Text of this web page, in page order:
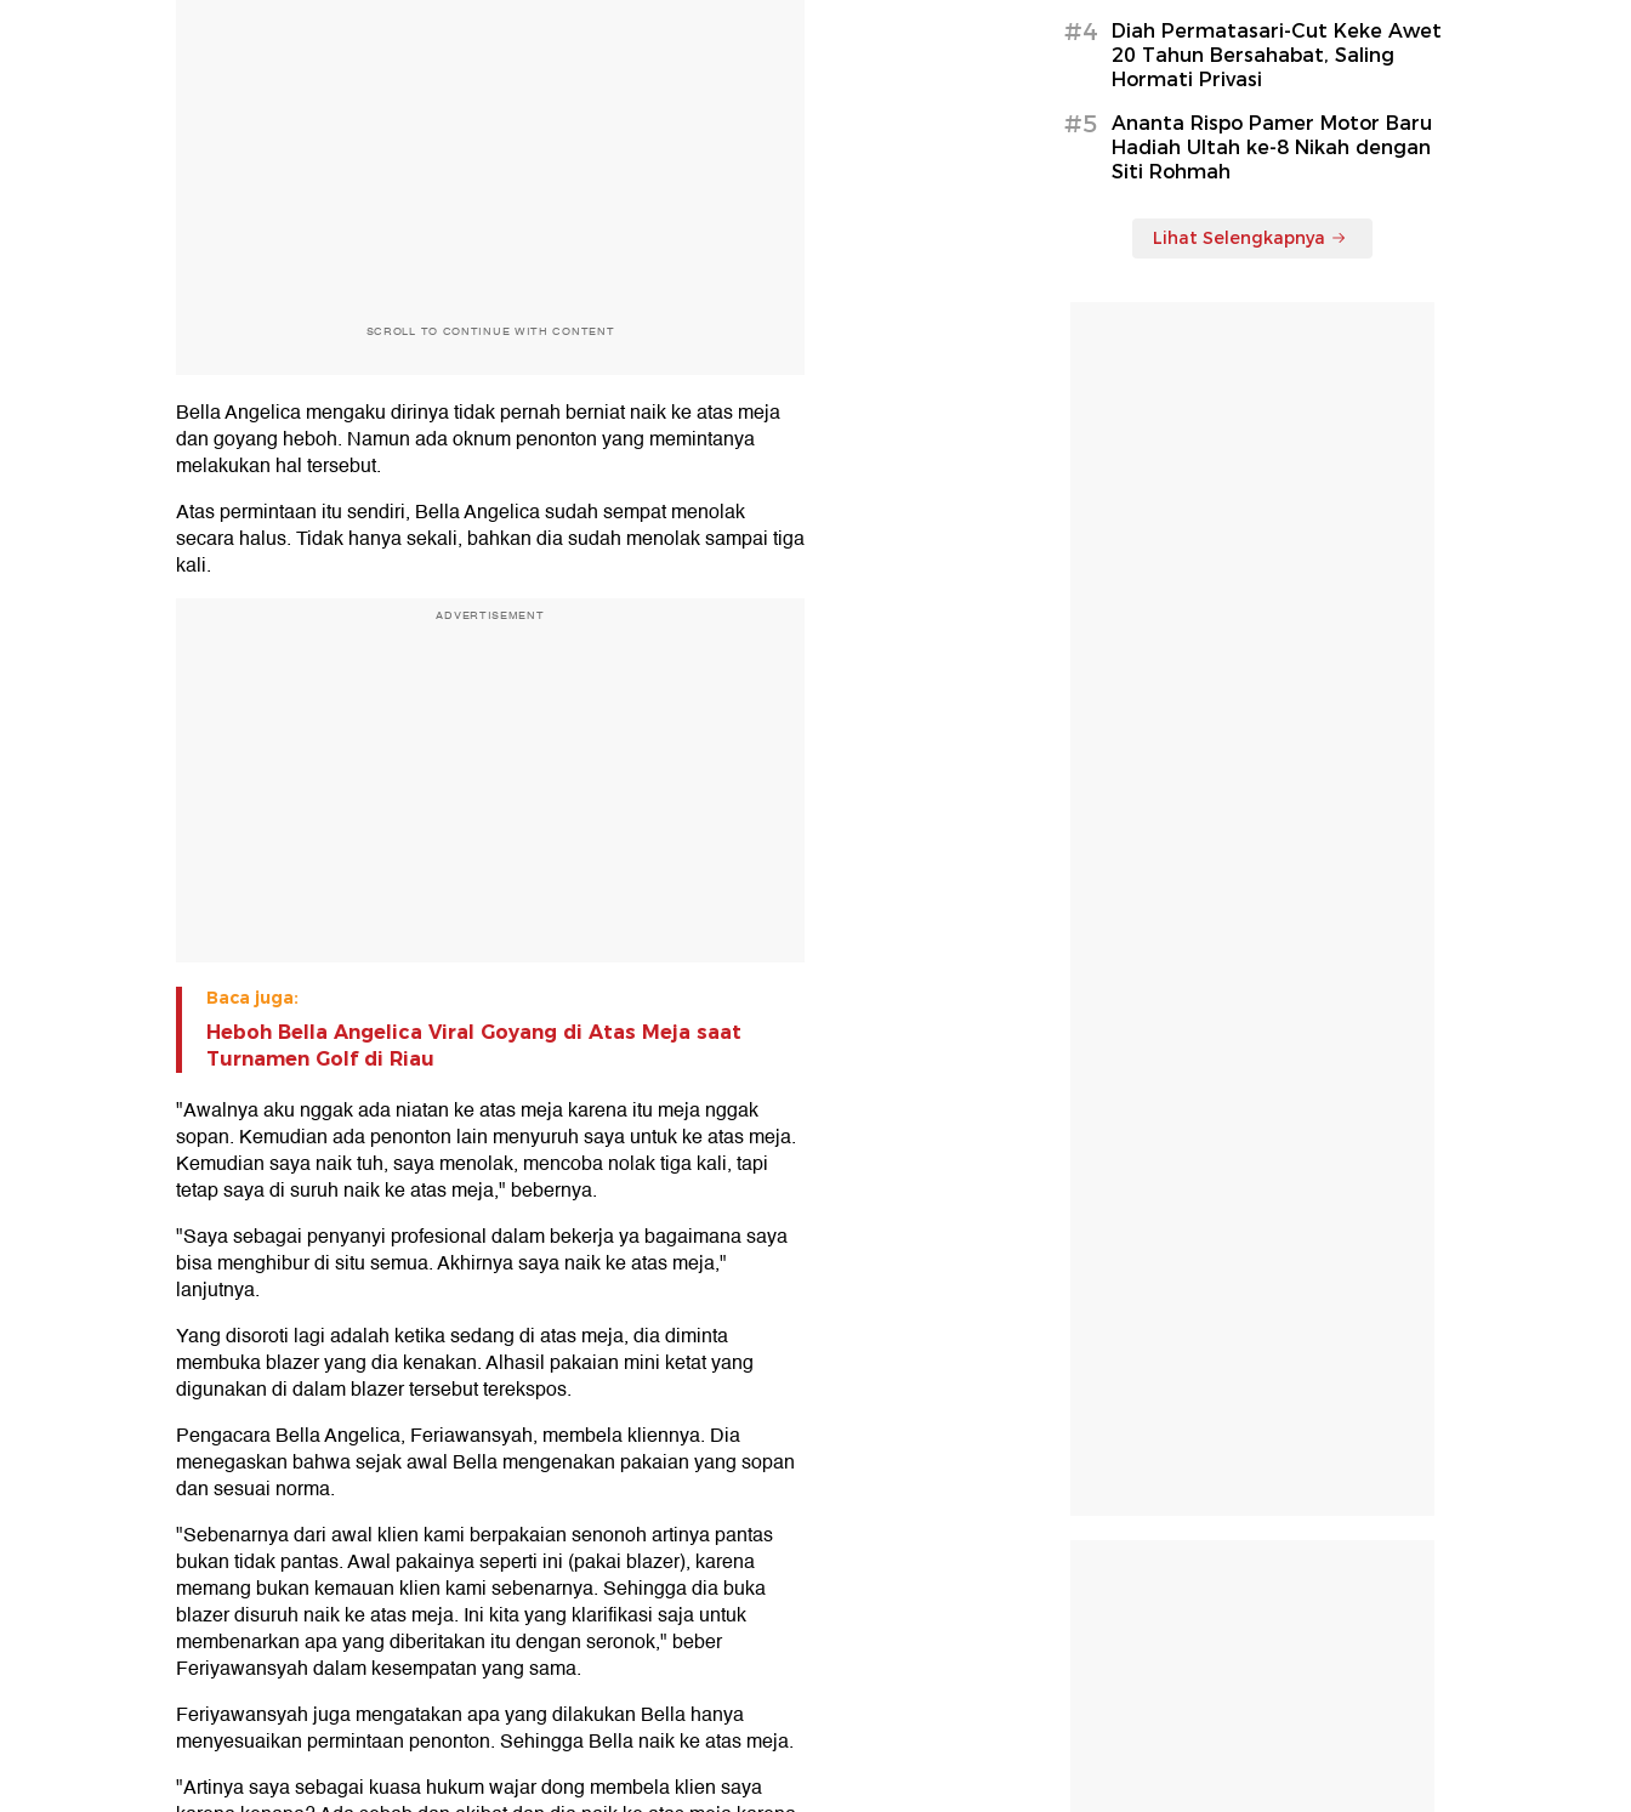
SCROLL TO CONTINUE WITH CONTENT
Bella Angelica mengaku dirinya tidak pernah berniat naik ke atas meja
dan goyang heboh. Namun ada oknum penonton yang memintanya
melakukan hal tersebut.
Atas permintaan itu sendiri, Bella Angelica sudah sempat menolak
secara halus. Tidak hanya sekali, bahkan dia sudah menolak sampai tiga
kali.
ADVERTISEMENT
Baca juga:
Heboh Bella Angelica Viral Goyang di Atas Meja saat
Turnamen Golf di Riau
"Awalnya aku nggak ada niatan ke atas meja karena itu meja nggak
sopan. Kemudian ada penonton lain menyuruh saya untuk ke atas meja.
Kemudian saya naik tuh, saya menolak, mencoba nolak tiga kali, tapi
tetap saya di suruh naik ke atas meja," bebernya.
"Saya sebagai penyanyi profesional dalam bekerja ya bagaimana saya
bisa menghibur di situ semua. Akhirnya saya naik ke atas meja,"
lanjutnya.
Yang disoroti lagi adalah ketika sedang di atas meja, dia diminta
membuka blazer yang dia kenakan. Alhasil pakaian mini ketat yang
digunakan di dalam blazer tersebut terekspos.
Pengacara Bella Angelica, Feriawansyah, membela kliennya. Dia
menegaskan bahwa sejak awal Bella mengenakan pakaian yang sopan
dan sesuai norma.
"Sebenarnya dari awal klien kami berpakaian senonoh artinya pantas
bukan tidak pantas. Awal pakainya seperti ini (pakai blazer), karena
memang bukan kemauan klien kami sebenarnya. Sehingga dia buka
blazer disuruh naik ke atas meja. Ini kita yang klarifikasi saja untuk
membenarkan apa yang diberitakan itu dengan seronok," beber
Feriyawansyah dalam kesempatan yang sama.
Feriyawansyah juga mengatakan apa yang dilakukan Bella hanya
menyesuaikan permintaan penonton. Sehingga Bella naik ke atas meja.
"Artinya saya sebagai kuasa hukum wajar dong membela klien saya
#4
Diah Permatasari-Cut Keke Awet
20 Tahun Bersahabat, Saling
Hormati Privasi
#5
Ananta Rispo Pamer Motor Baru
Hadiah Ultah ke-8 Nikah dengan
Siti Rohmah
Lihat Selengkapnya